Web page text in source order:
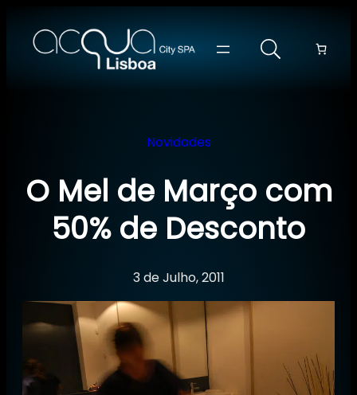
para
Novidades
O Mel de Março com
50% de Desconto
3 de Julho, 2011